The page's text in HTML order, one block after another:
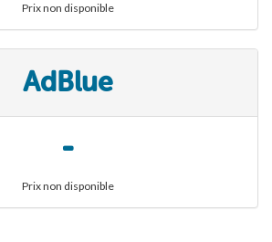
Prix non disponible
AdBlue
-
Prix non disponible